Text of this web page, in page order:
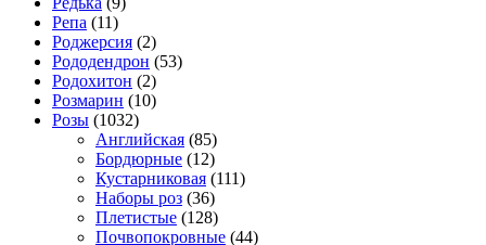
Репа (11)
Роджерсия (2)
Рододендрон (53)
Родохитон (2)
Розмарин (10)
Розы (1032)
Английская (85)
Бордюрные (12)
Кустарниковая (111)
Наборы роз (36)
Плетистые (128)
Почвопокровные (44)